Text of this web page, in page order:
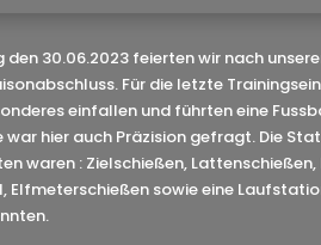
den 30.06.2023 feierten wir nach
Für die letzte
einfallen und führten eine
war hier auch Präzision gefragt. Die
waren : Zielschießen, Lattenschießen,
Elfmeterschießen sowie eine